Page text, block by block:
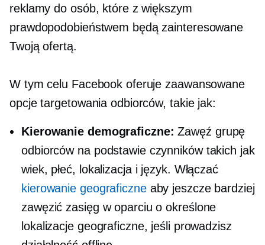
reklamy do osób, które z większym
prawdopodobieństwem będą zainteresowane
Twoją ofertą.
W tym celu Facebook oferuje zaawansowane
opcje targetowania odbiorców, takie jak:
Kierowanie demograficzne: Zawęź grupę
odbiorców na podstawie czynników takich jak
wiek, płeć, lokalizacja i język. Włączać
kierowanie geograficzneaby jeszcze bardziej
zawęzić zasięg w oparciu o określone
lokalizacje geograficzne, jeśli prowadzisz